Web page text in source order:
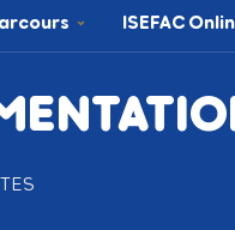
ISEFAC